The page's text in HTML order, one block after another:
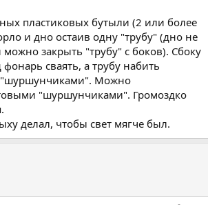
пластиковых бутыли (2 или более
и дно остаив одну "трубу" (дно не
закрыть "трубу" с боков). Сбоку
сваять, а трубу набить
"шуршунчиками". Можно
"шуршунчиками". Громоздко
делал, чтобы свет мягче был.